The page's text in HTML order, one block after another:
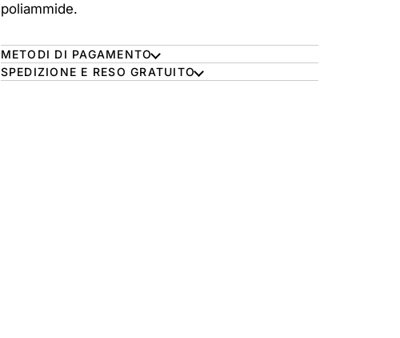
poliammide.
METODI DI PAGAMENTO
SPEDIZIONE E RESO GRATUITO